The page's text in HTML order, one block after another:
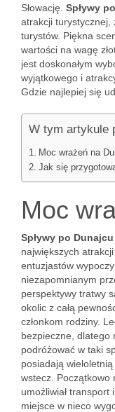
Słowację. Spływy
atrakcji turystycznej,
turystów. Piękna
wartości na wagę
jest doskonałym
wyjątkowego i
Gdzie najlepiej się
W tym artykule
Moc wrażeń na
Jak się
Moc
Spływy po Dunajcu
największych
entuzjastów
niezapomnianym
perspektywy tratwy
okolic z całą
członkom rodziny.
bezpieczne, dlatego
podróżować w taki
posiadają
wstecz. Początkowo
umożliwiał
miejsce w nieco